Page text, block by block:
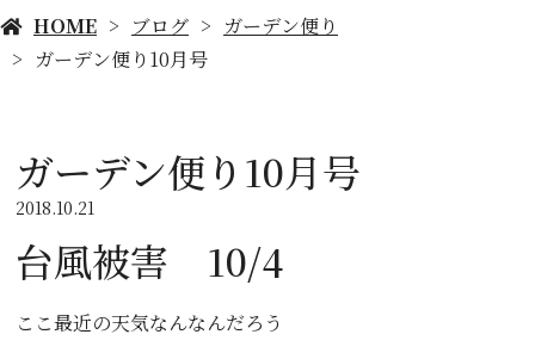
HOME ブログ
ガーデン便り
ガーデン便り10月号
ガーデン便り10月号
2018.10.21
台風被害 10/4
ここ最近の天気なんなんだろう